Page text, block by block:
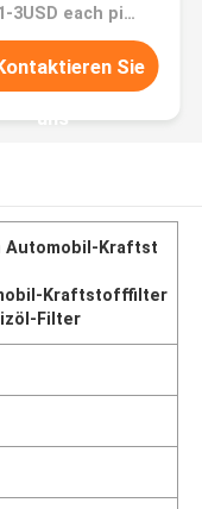
Preis：1-3USD each piece
Sie
uns
Automobil-Kraftst
Kraftstofffilter
Filter